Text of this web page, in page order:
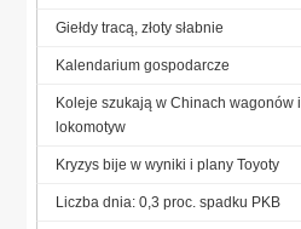
Giełdy tracą, złoty słabnie
Kalendarium gospodarcze
Koleje szukają w Chinach wagonów i
lokomotyw
Kryzys bije w wyniki i plany Toyoty
Liczba dnia: 0,3 proc. spadku PKB